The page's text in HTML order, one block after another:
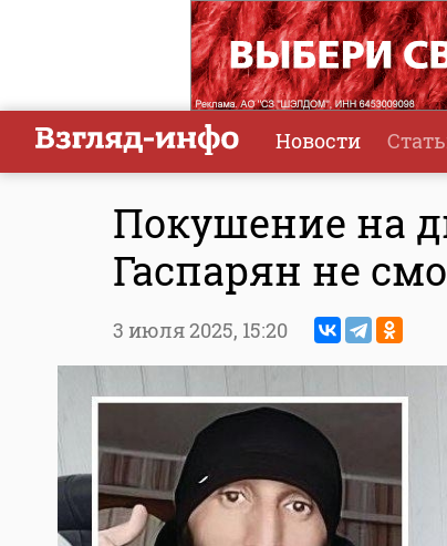
Новости
Покушение на
Гаспарян не
3 июля 2025, 15:20